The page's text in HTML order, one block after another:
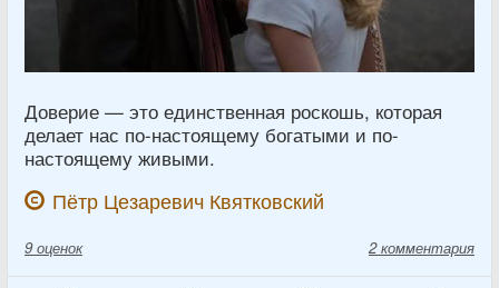
Доверие — это единственная роскошь, которая
делает нас по-настоящему богатыми и по-
настоящему живыми.
Пётр Цезаревич Квятковский
9 оценок 2 комментария